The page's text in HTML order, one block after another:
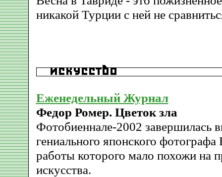
никакой Турции с ней не
Еженедельный Журнал
Федор Ромер. Цветок зла
Фотобиеннале-2002 завершилась
гениального японского
работы которого мало похожи на
искусства.